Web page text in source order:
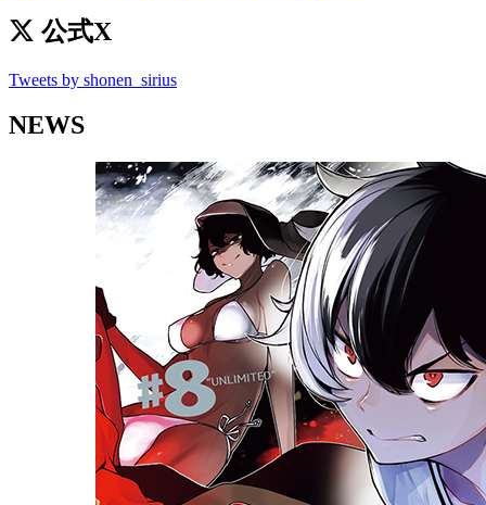
公式X
Tweets by shonen_sirius
NEWS